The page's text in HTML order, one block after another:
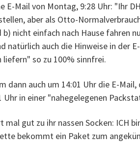
E-Mail von Montag, 9:28 Uhr: "Ihr
aber als Otto-
b) nicht einfach nach Hause fahren
natürlich auch die Hinweise in der
liefern" so zu 100% sinnfrei.
dann auch um 14:01 Uhr die E-
Uhr in einer "nahegelegenen
mal gut zu ihr nassen Socken: ICH
bekommt ein Paket zum